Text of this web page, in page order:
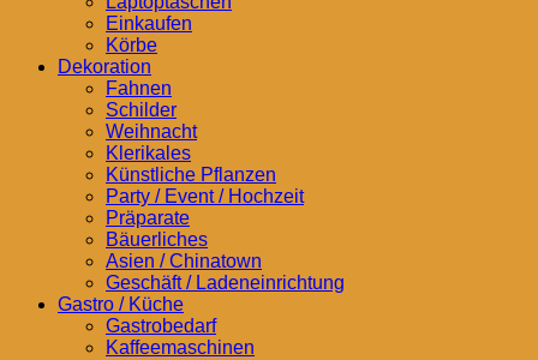
Einkaufen
Körbe
Dekoration
Fahnen
Schilder
Weihnacht
Klerikales
Künstliche Pflanzen
Party / Event / Hochzeit
Präparate
Bäuerliches
Asien / Chinatown
Geschäft / Ladeneinrichtung
Gastro / Küche
Gastrobedarf
Kaffeemaschinen